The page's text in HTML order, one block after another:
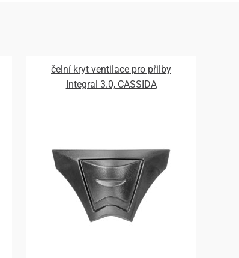
čelní kryt ventilace pro přilby
Integral 3.0, CASSIDA